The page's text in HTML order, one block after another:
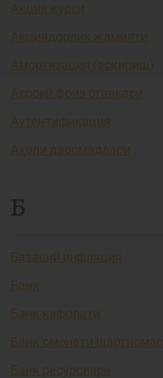
Акция курси
Акциядорлик жамияти
Амортизация (эскириш)
Асосий фоиз ставкаси
Аутентификация
Аҳоли даромадлари
Б
Базавий инфляция
Банк
Банк кафолати
Банк омонати
Банк ресурслари